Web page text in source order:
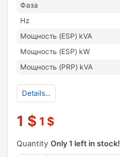
Фаза
Hz
Мощность (ESP) kVA
Мощность (ESP) kW
Мощность (PRP) kVA
Details...
1 $ 1 $
Quantity Only 1 left in stock!